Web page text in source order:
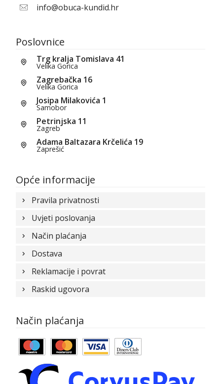
info@obuca-kundid.hr
Poslovnice
Trg kralja Tomislava 41
Velika Gorica
Zagrebačka 16
Velika Gorica
Josipa Milakovića 1
Samobor
Petrinjska 11
Zagreb
Adama Baltazara Krčelića 19
Zaprešić
Opće informacije
Pravila privatnosti
Uvjeti poslovanja
Način plaćanja
Dostava
Reklamacije i povrat
Raskid ugovora
Način plaćanja